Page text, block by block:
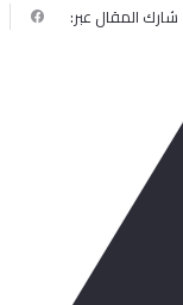
شارك المقال عبر: